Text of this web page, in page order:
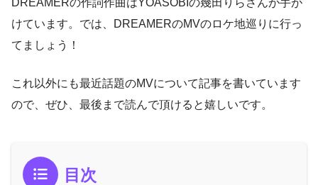
けています。では、DREAMERのMVのロケ地巡りに行っ
てましょう！
これ以外にも最近話題のMVについて記事を書いています
ので、ぜひ、最後まで読んで頂けると嬉しいです。
目次